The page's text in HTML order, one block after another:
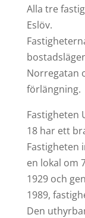
Alla tre
Eslöv.
Norregatan
förlängning.
Fastigheten
18 har ett
Fastigheten
en lokal om
1929 och
1989,
Den